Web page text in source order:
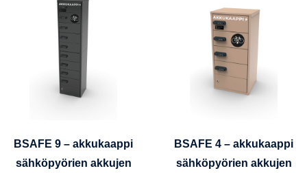
BSAFE 9 – akkukaappi
sähköpyörien akkujen
BSAFE 4 – akkukaappi
sähköpyörien akkujen